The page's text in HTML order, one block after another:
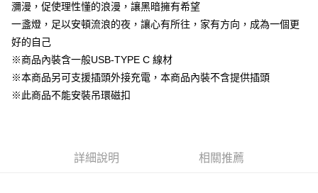
每筆NT$120，滿NT$1,000(含以上)免運費
黑貓宅配(離島)
每筆NT$250，滿NT$2,000(含以上)免運費
付款後門市自取
瀰漫，促使理性懂的浪漫，讓黑暗擁有希望
一盞燈，足以安頓流浪的夜，讓心有所往，家有方向，成為一個更
好的自己
※商品內裝含一般USB-TYPE C 線材
※本商品另可支援插頭外接充電，本商品內裝不含提供插頭
※此商品不能安裝吊環磁扣
詳細說明 相關推薦